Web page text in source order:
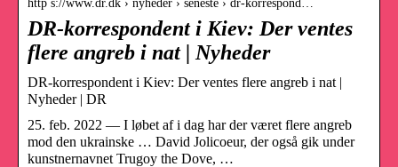
http s://www.dr.dk › nyheder › seneste › dr-korrespond…
DR-korrespondent i Kiev: Der ventes
flere angreb i nat | Nyheder
DR-korrespondent i Kiev: Der ventes flere angreb i nat |
Nyheder | DR
25. feb. 2022 — I løbet af i dag har der været flere angreb
mod den ukrainske … David Jolicoeur, der også gik under
kunstnernavnet Trugoy the Dove, …